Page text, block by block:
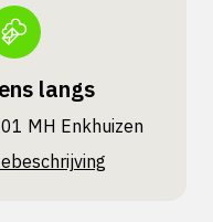
langs
MH Enkhuizen